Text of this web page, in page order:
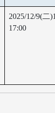
2025/12/9(二
17:00